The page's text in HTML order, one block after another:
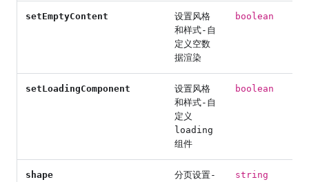
setEmptyContent
设置风格
和样式-自
定义空数
据渲染
boolean
setLoadingComponent
设置风格
和样式-自
定义
loading
组件
boolean
shape
分页设置-
string